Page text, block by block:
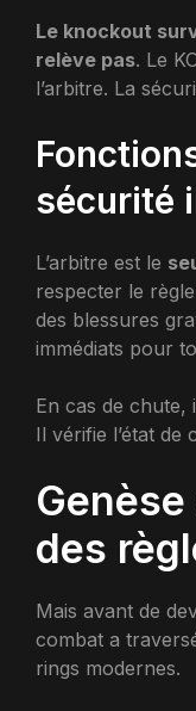
Le knockout
relève pas. Le
l’arbitre. La
sécurité
L’arbitre est le
respecter le
des blessures
immédiats pour
En cas de chute,
Il vérifie l’état de
des
Mais avant de
combat a
rings modernes.